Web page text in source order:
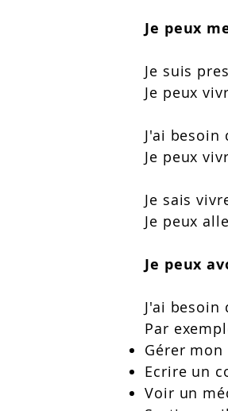
Je peux
Je suis
Je peux
J'ai besoin
Je peux
Je sais
Je peux
Je peux
J'ai
Par
Gérer
Ecrire un
Voir un